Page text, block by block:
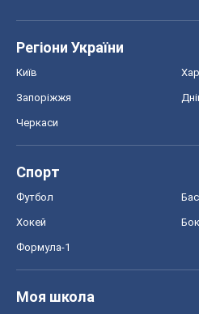
Регіони України
Київ
Запоріжжя
Черкаси
Спорт
Футбол
Хокей
Формула-1
Моя школа